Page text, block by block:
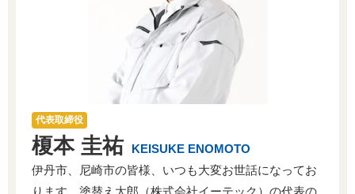
代表取締役
榎本 圭祐
KEISUKE ENOMOTO
伊丹市、尼崎市の皆様、いつも大変お世話になってお